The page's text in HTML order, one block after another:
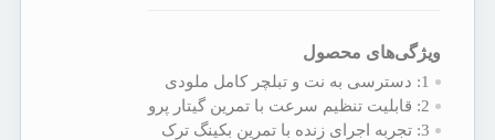
ویژگی‌های محصول
1:
دسترسی به نت‌ و تبلچر کامل ملودی
2:
قابلیت تنظیم سرعت با تمرین گیتار پرو
3: تجربه اجرای زنده با تمرین بکینگ‌ ترک